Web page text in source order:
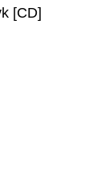
[CD]